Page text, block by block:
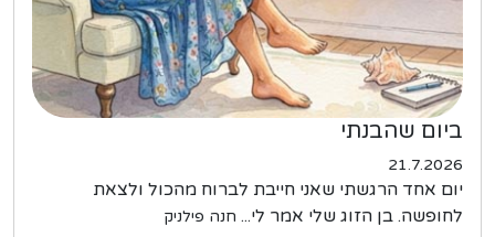
ביום שהבנתי
21.7.2026
יום אחד הרגשתי שאני חייבת לברוח מהכול ולצאת
לחופשה. בן הזוג שלי אמר לי... חנה פילניק